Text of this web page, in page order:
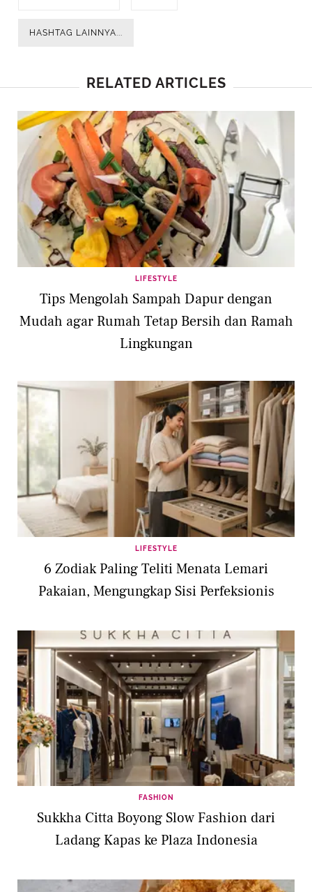
HASHTAG LAINNYA...
RELATED ARTICLES
LIFESTYLE
Tips Mengolah Sampah Dapur dengan
Mudah agar Rumah Tetap Bersih dan Ramah
Lingkungan
LIFESTYLE
6 Zodiak Paling Teliti Menata Lemari
Pakaian, Mengungkap Sisi Perfeksionis
FASHION
Sukkha Citta Boyong Slow Fashion dari
Ladang Kapas ke Plaza Indonesia